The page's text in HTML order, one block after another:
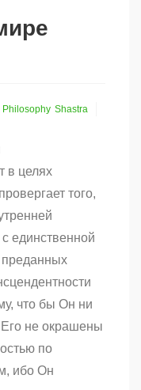
Philosophy Shastra
в целях
того,
единственной
преданных
что бы Он ни
Его не окрашены
по
ибо Он